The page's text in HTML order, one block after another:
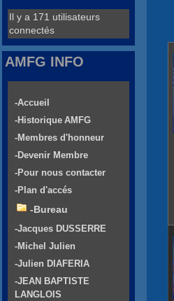
Il y a 171 utilisateurs
connectés
AMFG INFO
-Accueil
-Historique AMFG
-Membres d'honneur
-Devenir Membre
-Pour nous contacter
-Plan d'accés
-Bureau
-Jacques DUSSERRE
-Michel Julien
-Julien DIAFERIA
-JEAN BAPTISTE
LANGLOIS